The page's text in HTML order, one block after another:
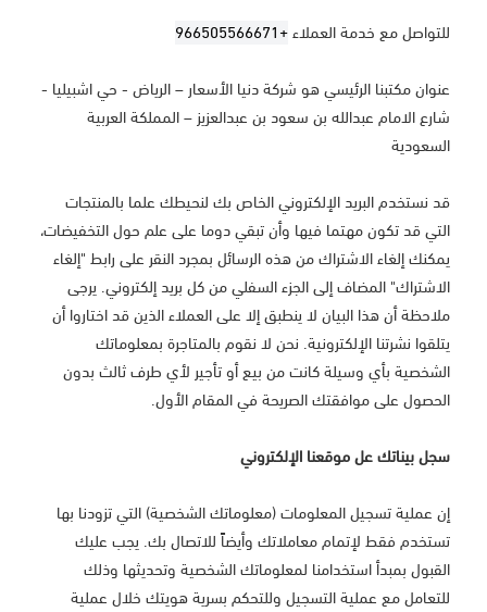
للتواصل مع خدمة العملاء+966505566671
عنوان مكتبنا الرئيسي هو شركة دنيا الأسعار – الرياض - حي اشبيليا -
شارع الامام عبدالله بن سعود بن عبدالعزيز – المملكة العربية
السعودية
قد نستخدم البريد الإلكتروني الخاص بك لنحيطك علما بالمنتجات
التي قد تكون مهتما فيها وأن تبقي دوما على علم حول التخفيضات،
يمكنك إلغاء الاشتراك من هذه الرسائل بمجرد النقر على رابط "إلغاء
الاشتراك" المضاف إلى الجزء السفلي من كل بريد إلكتروني. يرجى
ملاحظة أن هذا البيان لا ينطبق إلا على العملاء الذين قد اختاروا أن
يتلقوا نشرتنا الإلكترونية. نحن لا نقوم بالمتاجرة بمعلوماتك
الشخصية بأي وسيلة كانت من بيع أو تأجير لأي طرف ثالث بدون
الحصول على موافقتك الصريحة في المقام الأول.
سجل بيناتك عل موقعنا الإلكتروني
إن عملية تسجيل المعلومات (معلوماتك الشخصية) التي تزودنا بها
تستخدم فقط لإتمام معاملاتك وأيضاً للاتصال بك. يجب عليك
القبول بمبدأ استخدامنا لمعلوماتك الشخصية وتحديثها وذلك
للتعامل مع عملية التسجيل وللتحكم بسرية هويتك خلال عملية